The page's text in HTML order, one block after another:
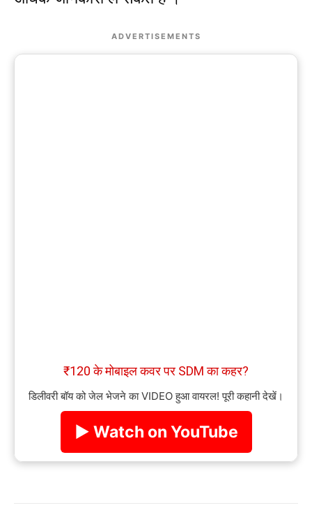
ADVERTISEMENTS
₹120 के मोबाइल कवर पर SDM का कहर?
डिलीवरी बॉय को जेल भेजने का VIDEO हुआ वायरल! पूरी कहानी देखें।
▶ Watch on YouTube